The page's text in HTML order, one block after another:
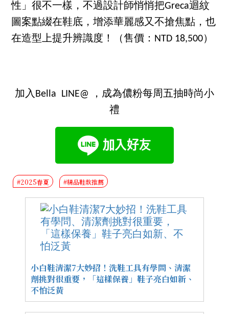
性」很不一樣，不過設計師悄悄把Greca迴紋
圖案點綴在鞋底，增添華麗感又不搶焦點，也
在造型上提升辨識度！（售價：NTD 18,500）
加入Bella LINE@ ，成為儂粉每周五抽時尚小
禮
#2025春夏 #精品鞋款推薦
小白鞋清潔7大妙招！洗鞋工具有學問、清潔
劑挑對很重要，「這樣保養」鞋子亮白如新、
不怕泛黃